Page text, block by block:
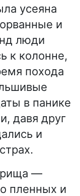
усеяна
и
люди
к колонне,
похода
в панике
давя друг
и
—
пленных и